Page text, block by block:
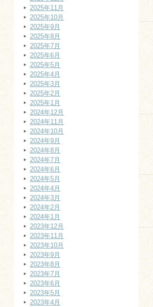
2025年11月
2025年10月
2025年9月
2025年8月
2025年7月
2025年6月
2025年5月
2025年4月
2025年3月
2025年2月
2025年1月
2024年12月
2024年11月
2024年10月
2024年9月
2024年8月
2024年7月
2024年6月
2024年5月
2024年4月
2024年3月
2024年2月
2024年1月
2023年12月
2023年11月
2023年10月
2023年9月
2023年8月
2023年7月
2023年6月
2023年5月
2023年4月